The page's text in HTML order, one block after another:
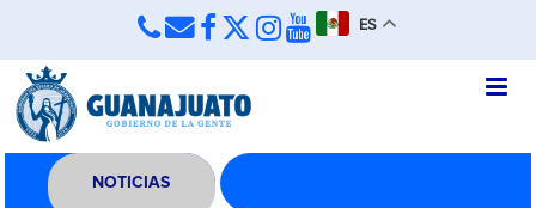
ES
NOTICIAS